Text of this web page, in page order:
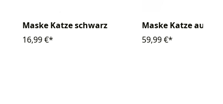
Maske Katze schwarz
16,99 €*
Maske Katze aus
59,99 €*